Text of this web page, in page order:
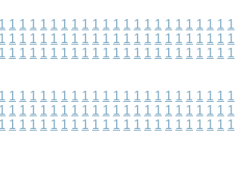
1 1 1 1 1 1 1 1 1 1 1 1 1 1 1 1 1 1 1 1 1 1 1
1 1 1 1 1 1 1 1 1 1 1 1 1 1 1 1 1 1 1 1 1 1 1
1 1 1 1 1 1 1 1 1 1 1 1 1 1 1 1 1 1 1 1 1 1 1
1 1 1 1 1 1 1 1 1 1 1 1 1 1 1 1 1 1 1 1 1 1 1
1 1 1 1 1 1 1 1 1 1 1 1 1 1 1 1 1 1 1 1 1 1 1
1 1 1 1 1 1 1 1 1 1 1 1 1 1 1 1 1 1 1 1 1 1 1